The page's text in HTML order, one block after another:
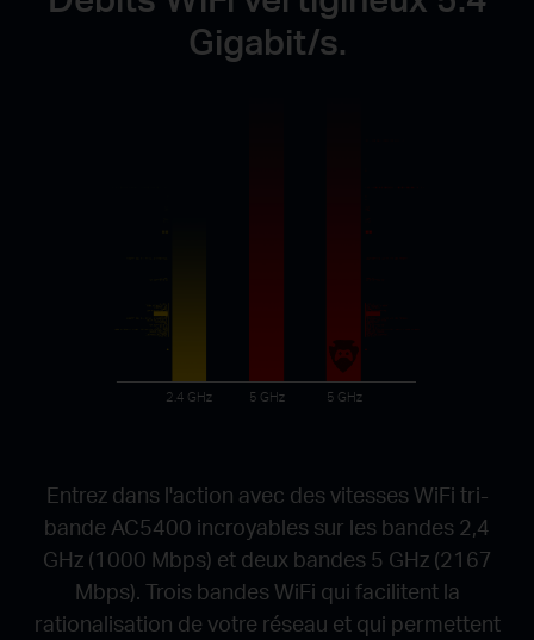
Gigabit/s.
Entrez dans l'action avec des vitesses WiFi tri-
bande AC5400 incroyables sur les bandes 2,4
GHz (1000 Mbps) et deux bandes 5 GHz (2167
Mbps). Trois bandes WiFi qui facilitent la
rationalisation de votre réseau et qui permettent